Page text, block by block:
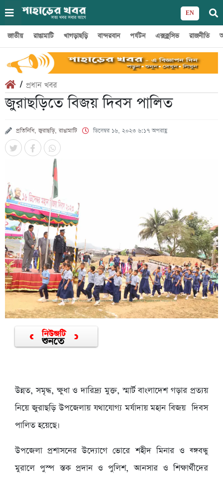
EN
জাতীয় রাঙামাটি খাগড়াছড়ি বান্দরবান পর্যটন এক্সক্লুসিভ রাজনীতি
/ প্রধান খবর
জুরাছড়িতে বিজয় দিবস পালিত
প্রতিনিধি, জুরাছড়ি, রাঙামাটি ডিসেম্বর ১৬, ২০২৩ ৬:১৭ অপরাহ্ণ
উন্নত, সমৃদ্ধ, ক্ষুধা ও দারিদ্র্য মুক্ত, স্মার্ট বাংলাদেশ গড়ার প্রত্যয়
নিয়ে জুরাছড়ি উপজেলায় যথাযোগ্য মর্যাদায় মহান বিজয় দিবস
পালিত হয়েছে।
উপজেলা প্রশাসনের উদ্যোগে ভোরে শহীদ মিনার ও ব্ঙ্গবন্ধু
মুরালে পুস্প স্তক প্রদান ও পুলিশ, আনসার ও শিক্ষার্থীদের